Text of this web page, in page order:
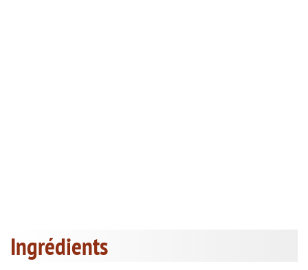
Ingrédients